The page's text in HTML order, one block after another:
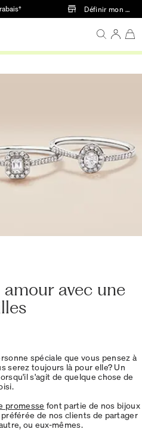
Passer au contenu principal
Définir mon
avec une
spéciale que vous pensez à
serez toujours là pour elle? Un
s'agit de quelque chose de
promesse font partie de nos bijoux
de nos clients de partager
ou eux-mêmes.